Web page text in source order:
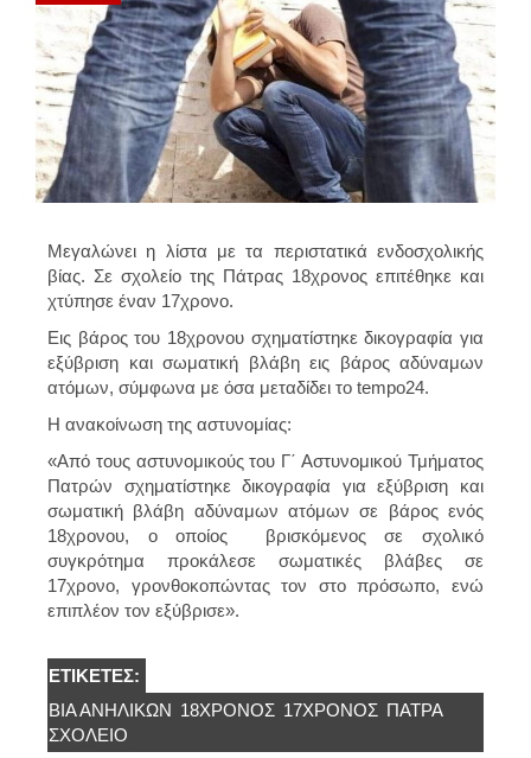
Μεγαλώνει η λίστα με τα περιστατικά ενδοσχολικής
βίας. Σε σχολείο της Πάτρας 18χρονος επιτέθηκε και
χτύπησε έναν 17χρονο.
Εις βάρος του 18χρονου σχηματίστηκε δικογραφία για
εξύβριση και σωματική βλάβη εις βάρος αδύναμων
ατόμων, σύμφωνα με όσα μεταδίδει το tempo24.
Η ανακοίνωση της αστυνομίας:
«Από τους αστυνομικούς του Γ΄ Αστυνομικού Τμήματος
Πατρών σχηματίστηκε δικογραφία για εξύβριση και
σωματική βλάβη αδύναμων ατόμων σε βάρος ενός
18χρονου, ο οποίος βρισκόμενος σε σχολικό
συγκρότημα προκάλεσε σωματικές βλάβες σε
17χρονο, γρονθοκοπώντας τον στο πρόσωπο, ενώ
επιπλέον τον εξύβρισε».
ΕΤΙΚΈΤΕΣ:
ΒΊΑ ΑΝΗΛΊΚΩΝ 18ΧΡΟΝΟΣ 17ΧΡΟΝΟΣ ΠΆΤΡΑ
ΣΧΟΛΕΊΟ